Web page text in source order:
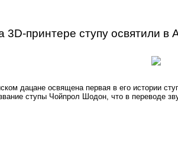
принтере ступу освятили в
дацане освящена первая в его истории
ступы Чойпрол Шодон, что в переводе